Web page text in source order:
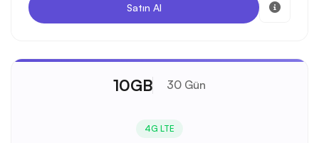
Satın Al
10GB 30 Gün
4G LTE